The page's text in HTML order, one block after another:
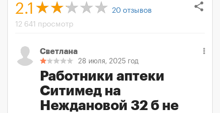
share
2.1 20 отзывов
12 641 просмотр
Светлана
28 июля, 2025 год
Работники аптеки
Ситимед на
Неждановой 32 б не